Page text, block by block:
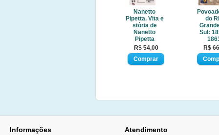
Nanetto
Pipetta. Vita e
stòria de
Nanetto
Pipetta
R$ 54,00
do
Sul:
R$
Informações Atendimento